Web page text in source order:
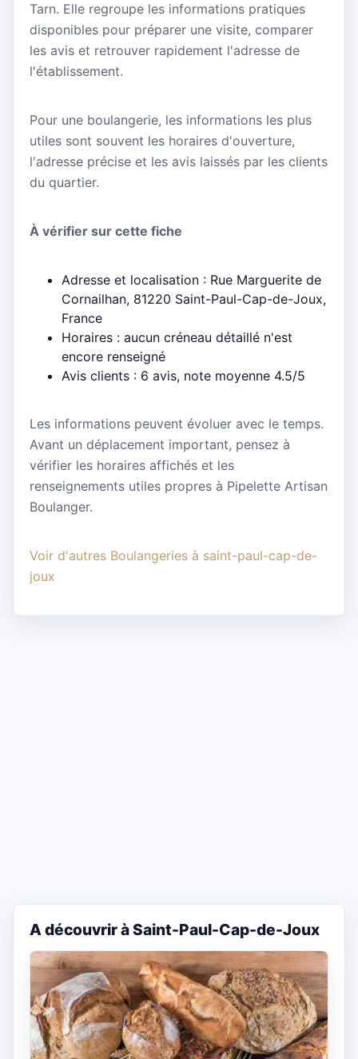
Tarn. Elle regroupe les informations pratiques
disponibles pour préparer une visite, comparer
les avis et retrouver rapidement l'adresse de
l'établissement.
Pour une boulangerie, les informations les plus
utiles sont souvent les horaires d'ouverture,
l'adresse précise et les avis laissés par les clients
du quartier.
À vérifier sur cette fiche
Adresse et localisation : Rue Marguerite de
Cornailhan, 81220 Saint-Paul-Cap-de-Joux,
France
Horaires : aucun créneau détaillé n'est
encore renseigné
Avis clients : 6 avis, note moyenne 4.5/5
Les informations peuvent évoluer avec le temps.
Avant un déplacement important, pensez à
vérifier les horaires affichés et les
renseignements utiles propres à Pipelette Artisan
Boulanger.
Voir d'autres Boulangeries à saint-paul-cap-de-
joux
A découvrir à Saint-Paul-Cap-de-Joux